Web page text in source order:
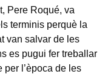
Pere Roqué, va
terminis perquè la
van salvar de les
es pugui fer treballar
per l’època de les